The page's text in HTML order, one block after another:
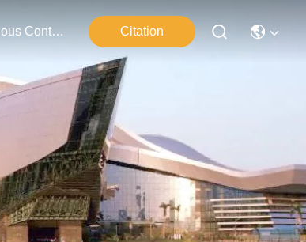
Nous Contacter Citation